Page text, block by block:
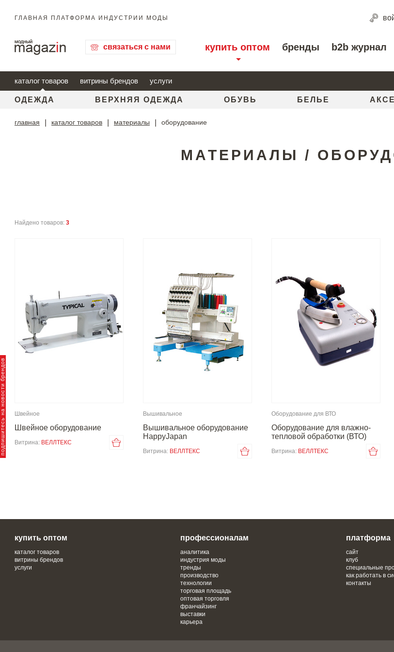
брендов
ГЛАВНАЯ ПЛАТФОРМА ИНДУСТРИИ МОДЫ
связаться с нами купить оптом бренды b2b журнал
каталог товаров витрины брендов услуги
ОДЕЖДА ВЕРХНЯЯ ОДЕЖДА ОБУВЬ БЕЛЬЕ
главная каталог товаров материалы оборудование
МАТЕРИАЛЫ /
Найдено товаров: 3
Швейное
Швейное оборудование
Витрина: ВЕЛЛТЕКС
Вышивальное
Вышивальное оборудование
HappyJapan
Витрина: ВЕЛЛТЕКС
Оборудование для ВТО
Оборудование для влажно-
тепловой обработки (ВТО)
Витрина: ВЕЛЛТЕКС
купить оптом
каталог товаров
витрины брендов
услуги
профессионалам
аналитика
индустрия моды
тренды
производство
технологии
торговая площадь
оптовая торговля
франчайзинг
выставки
карьера
платформа
сайт
клуб
специальные
как работать в
контакты